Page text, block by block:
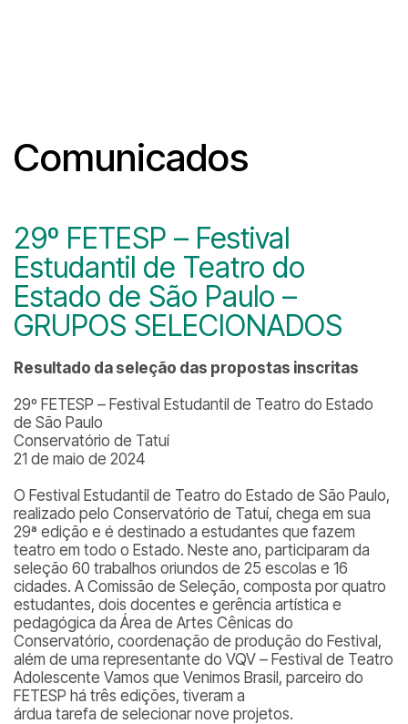
Comunicados
29º FETESP – Festival
Estudantil de Teatro do
Estado de São Paulo –
GRUPOS SELECIONADOS
Resultado da seleção das propostas inscritas
29º FETESP – Festival Estudantil de Teatro do Estado
de São Paulo
Conservatório de Tatuí
21 de maio de 2024
O Festival Estudantil de Teatro do Estado de São Paulo,
realizado pelo Conservatório de Tatuí, chega em sua
29ª edição e é destinado a estudantes que fazem
teatro em todo o Estado. Neste ano, participaram da
seleção 60 trabalhos oriundos de 25 escolas e 16
cidades. A Comissão de Seleção, composta por quatro
estudantes, dois docentes e gerência artística e
pedagógica da Área de Artes Cênicas do
Conservatório, coordenação de produção do Festival,
além de uma representante do VQV – Festival de Teatro
Adolescente Vamos que Venimos Brasil, parceiro do
FETESP há três edições, tiveram a
árdua tarefa de selecionar nove projetos.